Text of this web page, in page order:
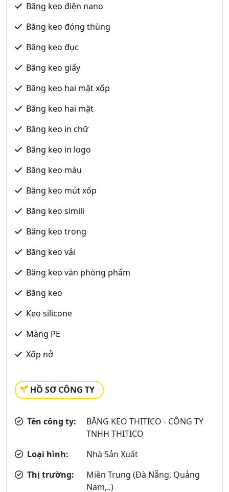
Băng keo điện nano
Băng keo đóng thùng
Băng keo đục
Băng keo giấy
Băng keo hai mặt xốp
Băng keo hai mặt
Băng keo in chữ
Băng keo in logo
Băng keo màu
Băng keo mút xốp
Băng keo simili
Băng keo trong
Băng keo vải
Băng keo văn phòng phẩm
Băng keo
Keo silicone
Màng PE
Xốp nở
HỒ SƠ CÔNG TY
Tên công ty:
BĂNG KEO THITICO - CÔNG TY
TNHH THITICO
Loại hình:
Nhà Sản Xuất
Thị trường:
Miền Trung (Đà Nẵng, Quảng
Nam,..)